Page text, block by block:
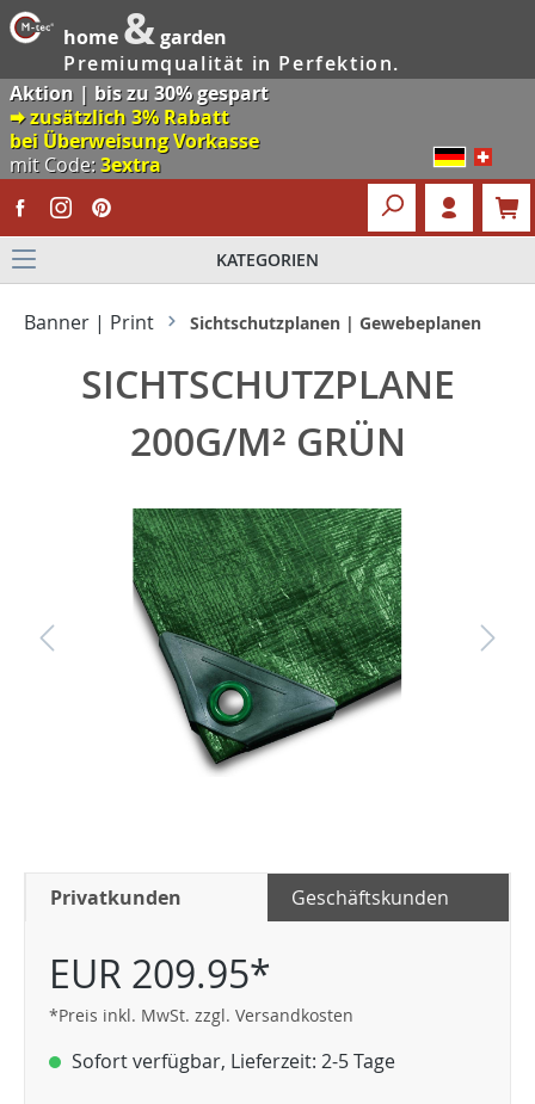
home &garden
Premiumqualität in Perfektion.
Aktion | bis zu 30% gespart
🠮 zusätzlich 3% Rabatt
bei Überweisung Vorkasse
mit Code:3extra
KATEGORIEN
Banner | Print Sichtschutzplanen | Gewebeplanen
SICHTSCHUTZPLANE
200G/M² GRÜN
Privatkunden Geschäftskunden
EUR 209.95*
*Preis inkl. MwSt. zzgl. Versandkosten
Sofort verfügbar, Lieferzeit: 2-5 Tage